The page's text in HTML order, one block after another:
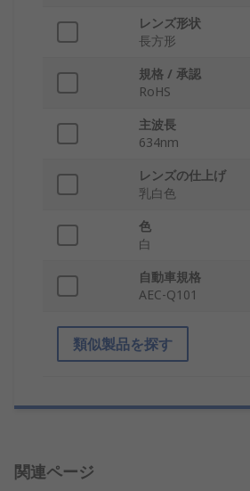
レンズ形状
長方形
規格 / 承認
RoHS
主波長
634nm
レンズの仕上げ
乳白色
色
白
自動車規格
AEC-Q101
類似製品を探す
関連ページ